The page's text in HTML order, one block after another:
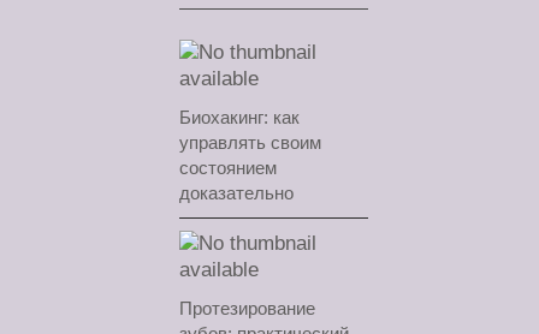
Биохакинг: как
управлять своим
состоянием
доказательно
Протезирование